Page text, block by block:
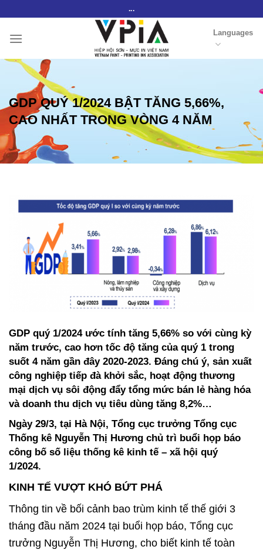
content
...
Languages
GDP QUÝ 1/2024 BẬT TĂNG 5,66%,
CAO NHẤT TRONG VÒNG 4 NĂM
GDP quý 1/2024 ước tính tăng 5,66% so với cùng kỳ
năm trước, cao hơn tốc độ tăng của quý 1 trong
suốt 4 năm gần đây 2020-2023. Đáng chú ý, sản xuất
công nghiệp tiếp đà khởi sắc, hoạt động thương
mại dịch vụ sôi động đẩy tổng mức bán lẻ hàng hóa
và doanh thu dịch vụ tiêu dùng tăng 8,2%…
Ngày 29/3, tại Hà Nội, Tổng cục trưởng Tổng cục
Thống kê Nguyễn Thị Hương chủ trì buổi họp báo
công bố số liệu thống kê kinh tế – xã hội quý
1/2024.
KINH TẾ VƯỢT KHÓ BỨT PHÁ
Thông tin về bối cảnh bao trùm kinh tế thế giới 3
tháng đầu năm 2024 tại buổi họp báo, Tổng cục
trưởng Nguyễn Thị Hương, cho biết kinh tế toàn